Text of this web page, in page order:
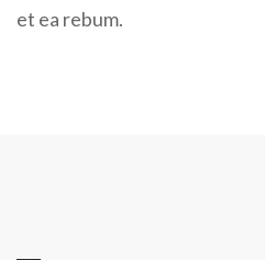
et ea rebum.